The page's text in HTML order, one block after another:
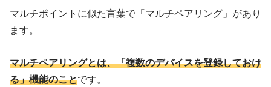
マルチポイントに似た言葉で「マルチペアリング」があり
ます。
マルチペアリングとは、「複数のデバイスを登録しておけ
る」機能のことです。